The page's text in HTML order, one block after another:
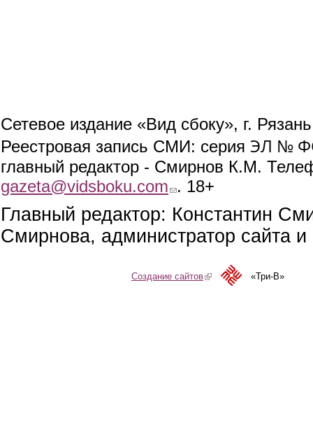
Сетевое издание «Вид сбоку», г.
Реестровая запись СМИ: серия ЭЛ №
главный редактор - Смирнов К.М.
gazeta@vidsboku.com (link sends e-mail)
. 18+
Главный редактор: Константин
Смирнова, администратор сайта
Создание сайтов(link is external)«Три-В»